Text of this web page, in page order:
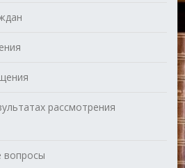
рассмотрения
вопросы